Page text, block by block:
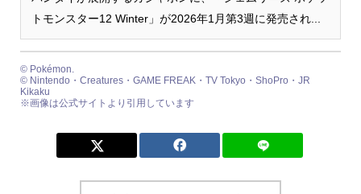
トモンスター12 Winter」が2026年1月第3週に発売され...
© Pokémon.
© Nintendo・Creatures・GAME FREAK・TV Tokyo・ShoPro・JR
Kikaku
※画像は公式サイトより引用しています